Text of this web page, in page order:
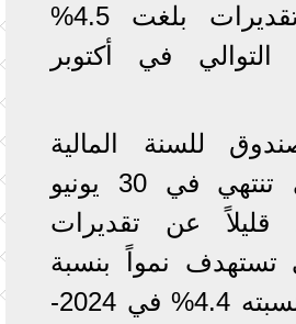
مقارنة مع تقديرات بلغت 4.5%
التوالي في أكتوبر
للسنة المالية
الجارية، التي تنتهي في 30 يونيو
قليلاً عن تقديرات
تستهدف نمواً بنسبة
5% بعد نمو نسبته 4.4% في 2024-